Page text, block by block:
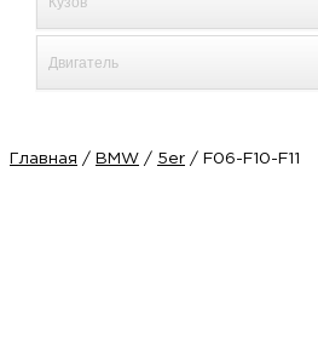
Главная / BMW / 5er / F06-F10-F11